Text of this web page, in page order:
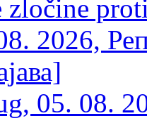
zločine
2026,
05. 08.